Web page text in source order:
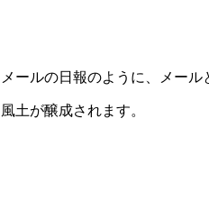
ルの日報のように、メール
土が醸成されます。